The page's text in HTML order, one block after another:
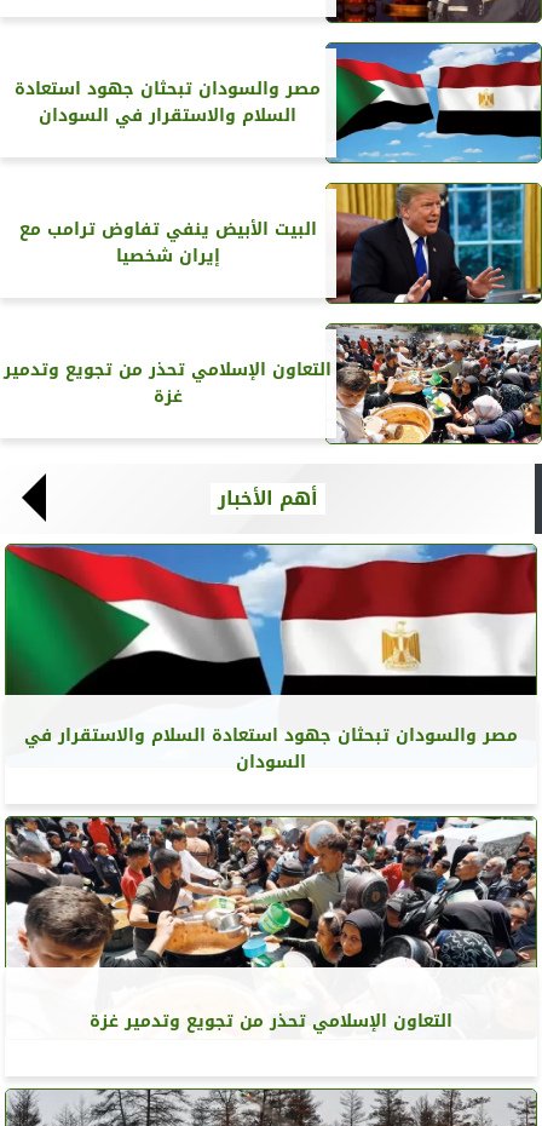
مصر والسودان تبحثان جهود استعادة
السلام والاستقرار في السودان
البيت الأبيض ينفي تفاوض ترامب مع
إيران شخصيا
التعاون الإسلامي تحذر من تجويع وتدمير
غزة
أهم الأخبار
مصر والسودان تبحثان جهود استعادة السلام والاستقرار في
السودان
التعاون الإسلامي تحذر من تجويع وتدمير غزة